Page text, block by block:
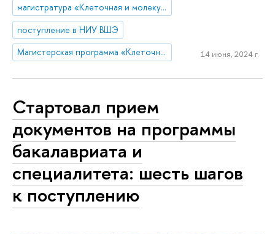
магистратура «Клеточная и молекулярная биотехнология»
поступление в НИУ ВШЭ
Магистерская программа «Клеточная и молекулярная биотехнология»
14 июня, 2024 г.
Стартовал прием
документов на программы
бакалавриата и
специалитета: шесть шагов
к поступлению